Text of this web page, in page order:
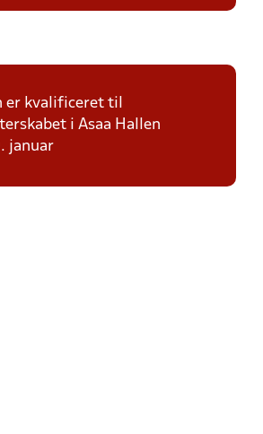
er kvalificeret til
i Asaa Hallen
januar